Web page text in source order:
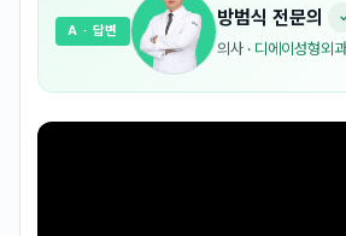
방범식 전문의
의사 · 디에이성형외
A · 답변